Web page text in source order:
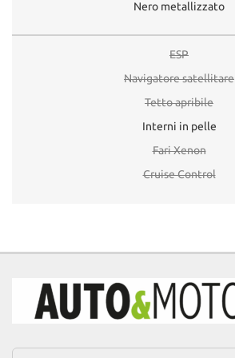
Nero metallizzato
ESP
Navigatore satellitare
Tetto apribile
Interni in pelle
Fari Xenon
Cruise Control